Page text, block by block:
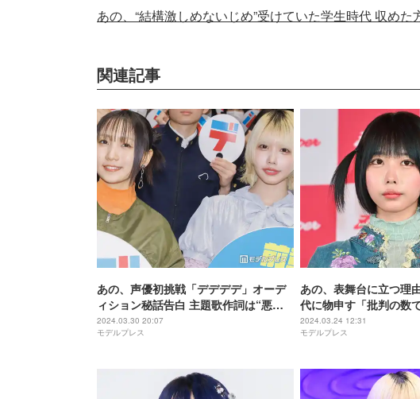
あの、“結構激しめないじめ”受けていた学生時代 収めた
関連記事
あの、声優初挑戦「デデデデ」オーデ
ィション秘話告白 主題歌作詞は“悪幾
田りら”を意識
2024.03.30 20:07
モデルプレス
あの、表舞台に立つ理
代に物申す「批判の数
る」
2024.03.24 12:31
モデルプレス